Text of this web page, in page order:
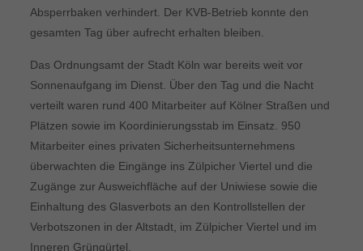
Absperrbaken verhindert. Der KVB-Betrieb konnte den
gesamten Tag über aufrecht erhalten bleiben.
Das Ordnungsamt der Stadt Köln war bereits weit vor
Sonnenaufgang im Dienst. Über den Tag und die Nacht
verteilt waren rund 400 Mitarbeiter auf Kölner Straßen und
Plätzen sowie im Koordinierungsstab im Einsatz. 950
Mitarbeiter eines privaten Sicherheitsunternehmens
überwachten die Eingänge ins Zülpicher Viertel und die
Zugänge zur Ausweichfläche auf der Uniwiese sowie die
Einhaltung des Glasverbots an den Kontrollstellen der
Verbotszonen in der Altstadt, im Zülpicher Viertel und im
Inneren Grüngürtel.